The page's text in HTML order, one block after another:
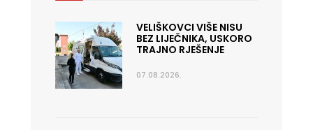
VELIŠKOVCI VIŠE NISU
BEZ LIJEČNIKA, USKORO
TRAJNO RJEŠENJE
07.08.2026.